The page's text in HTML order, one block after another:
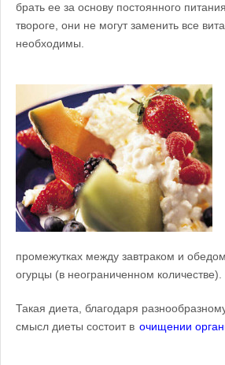
брать ее за основу постоянного
твороге, они не могут заменить все
необходимы.
промежутках между завтраком и
огурцы (в неограниченном количестве).
Такая диета, благодаря
смысл диеты состоит в очищении